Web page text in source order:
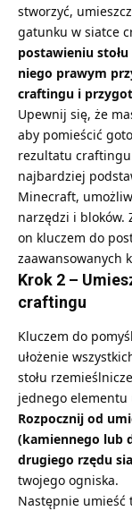
stworzyć,
gatunku w siatce
postawieniu
niego prawym
craftingu i
Upewnij się, że
aby pomieścić
rezultatu
najbardziej
Minecraft,
narzędzi i bloków.
on kluczem do
zaawansowanych
Krok 2 –
craftingu
Kluczem do
ułożenie
stołu
jednego
Rozpocznij od
(kamiennego lub
drugiego rzędu
twojego ogniska.
Następnie umieść